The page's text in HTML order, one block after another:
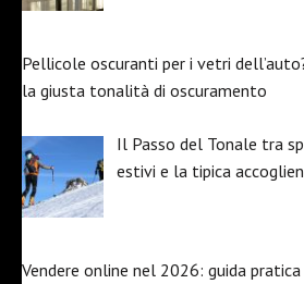
Pellicole oscuranti per i vetri
la giusta tonalità di oscuramento
Il Passo del Tonale tra
estivi e la tipica
Vendere online nel 2026: guida